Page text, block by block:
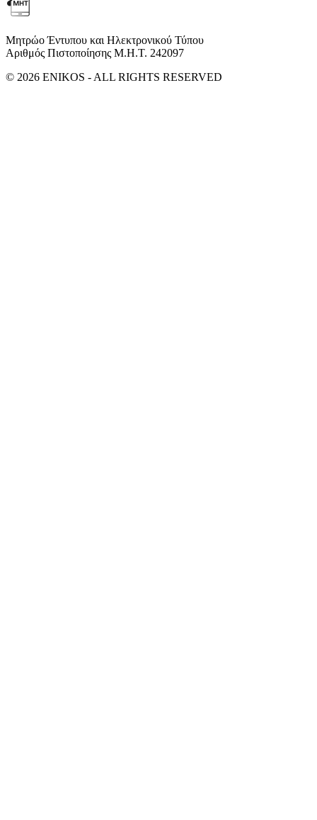
Μητρώο Έντυπου και Ηλεκτρονικού Τύπου
Αριθμός Πιστοποίησης Μ.Η.Τ. 242097
© 2026 ENIKOS - ALL RIGHTS RESERVED